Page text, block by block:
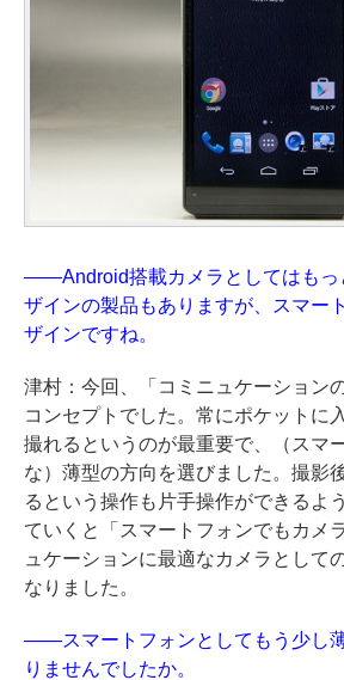
――Android搭載カメラとしてはもっ
ザインの製品もありますが、スマー
ザインですね。
津村：今回、「コミニュケーション
コンセプトでした。常にポケットに
撮れるというのが最重要で、（スマ
な）薄型の方向を選びました。撮影
るという操作も片手操作ができるよ
ていくと「スマートフォンでもカメ
ュケーションに最適なカメラとして
なりました。
――スマートフォンとしてもう少し
りませんでしたか。